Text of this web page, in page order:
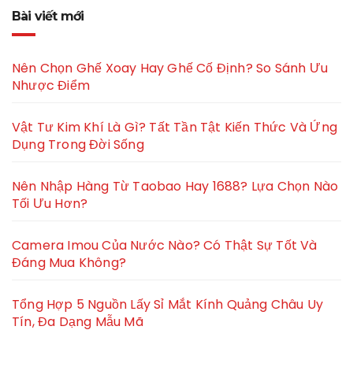
Bài viết mới
Nên Chọn Ghế Xoay Hay Ghế Cố Định? So Sánh Ưu
Nhược Điểm
Vật Tư Kim Khí Là Gì? Tất Tần Tật Kiến Thức Và Ứng
Dụng Trong Đời Sống
Nên Nhập Hàng Từ Taobao Hay 1688? Lựa Chọn Nào
Tối Ưu Hơn?
Camera Imou Của Nước Nào? Có Thật Sự Tốt Và
Đáng Mua Không?
Tổng Hợp 5 Nguồn Lấy Sỉ Mắt Kính Quảng Châu Uy
Tín, Đa Dạng Mẫu Mã